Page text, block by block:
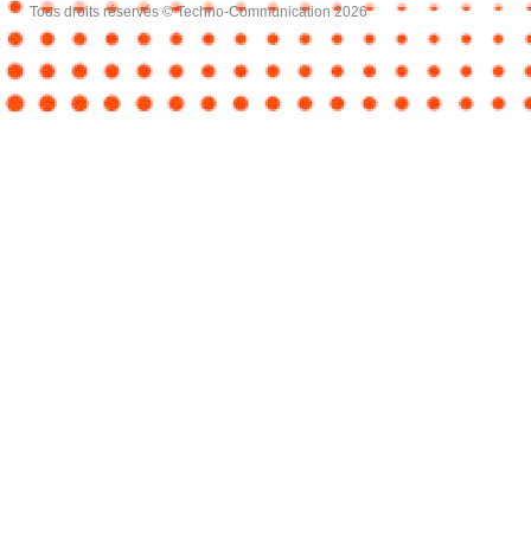
Tous droits réservés © Techno-Communication 2026